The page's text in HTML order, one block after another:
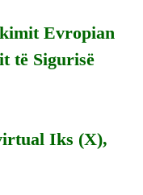
Evropian
të Sigurisë
Iks (X),